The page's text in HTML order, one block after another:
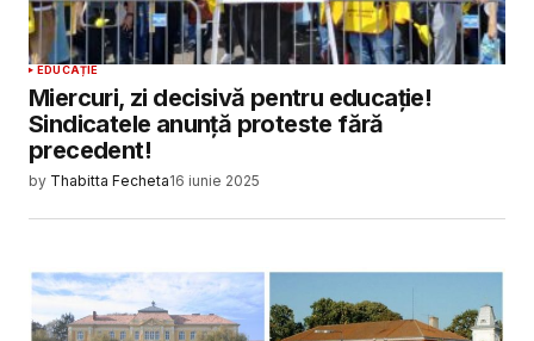
EDUCAȚIE
Miercuri, zi decisivă pentru educație!
Sindicatele anunță proteste fără
precedent!
by Thabitta Fecheta16 iunie 2025